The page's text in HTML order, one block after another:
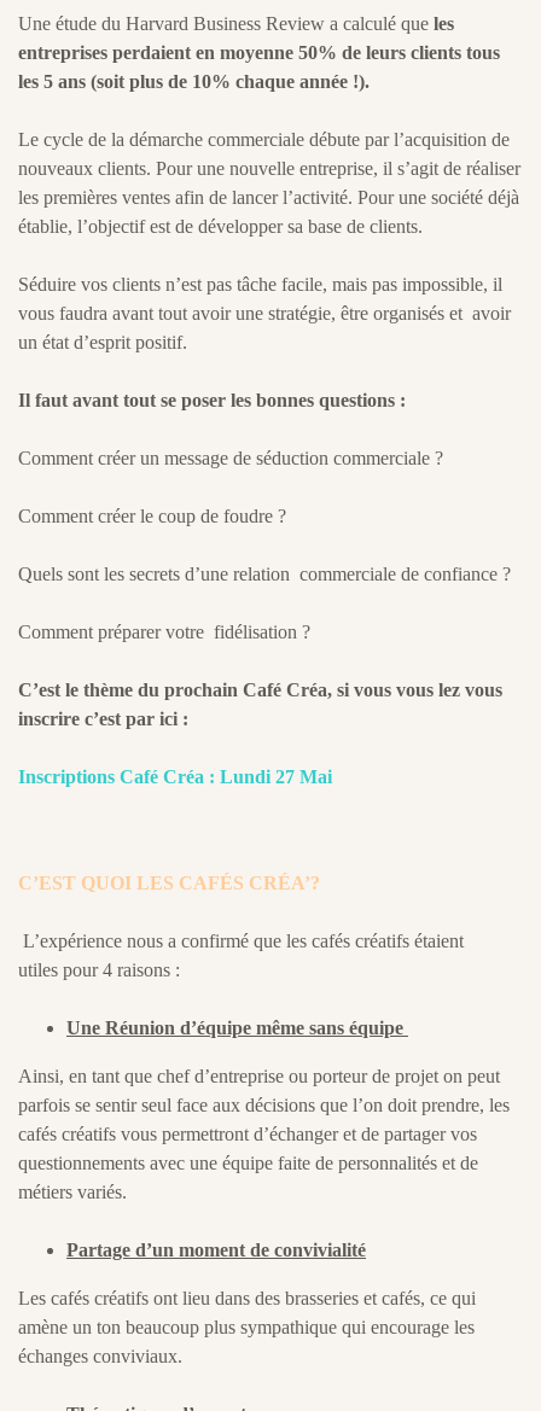
Une étude du Harvard Business Review a calculé que les
entreprises perdaient en moyenne 50% de leurs clients tous
les 5 ans (soit plus de 10% chaque année !).
Le cycle de la démarche commerciale débute par l’acquisition de
nouveaux clients. Pour une nouvelle entreprise, il s’agit de réaliser
les premières ventes afin de lancer l’activité. Pour une société déjà
établie, l’objectif est de développer sa base de clients.
Séduire vos clients n’est pas tâche facile, mais pas impossible, il
vous faudra avant tout avoir une stratégie, être organisés et avoir
un état d’esprit positif.
Il faut avant tout se poser les bonnes questions :
Comment créer un message de séduction commerciale ?
Comment créer le coup de foudre ?
Quels sont les secrets d’une relation commerciale de confiance ?
Comment préparer votre fidélisation ?
C’est le thème du prochain Café Créa, si vous vous lez vous
inscrire c’est par ici :
Inscriptions Café Créa : Lundi 27 Mai
C’EST QUOI LES CAFÉS CRÉA’?
L’expérience nous a confirmé que les cafés créatifs étaient
utiles pour 4 raisons :
Une Réunion d’équipe même sans équipe
Ainsi, en tant que chef d’entreprise ou porteur de projet on peut
parfois se sentir seul face aux décisions que l’on doit prendre, les
cafés créatifs vous permettront d’échanger et de partager vos
questionnements avec une équipe faite de personnalités et de
métiers variés.
Partage d’un moment de convivialité
Les cafés créatifs ont lieu dans des brasseries et cafés, ce qui
amène un ton beaucoup plus sympathique qui encourage les
échanges conviviaux.